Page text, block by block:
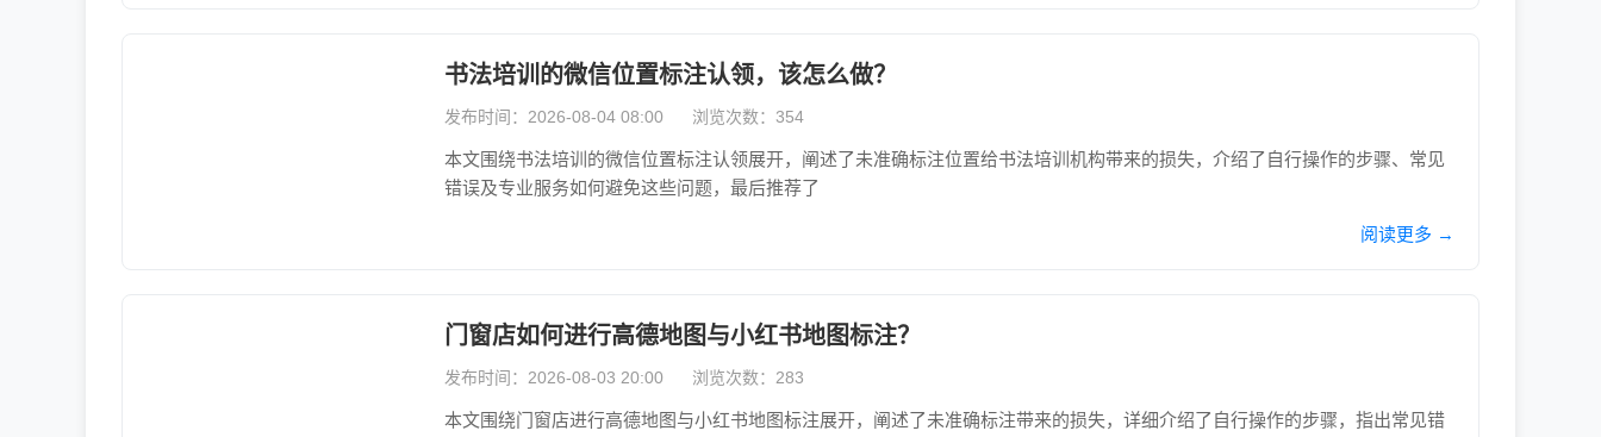
书法培训的微信位置标注认领，该怎么做？
发布时间：2026-08-04 08:00 浏览次数：354
本文围绕书法培训的微信位置标注认领展开，阐述了未准确标注位置给书法培训机构带来的损失，介绍了自行操作的步骤、常见
错误及专业服务如何避免这些问题，最后推荐了
阅读更多 →
门窗店如何进行高德地图与小红书地图标注？
发布时间：2026-08-03 20:00 浏览次数：283
本文围绕门窗店进行高德地图与小红书地图标注展开，阐述了未准确标注带来的损失，详细介绍了自行操作的步骤，指出常见错